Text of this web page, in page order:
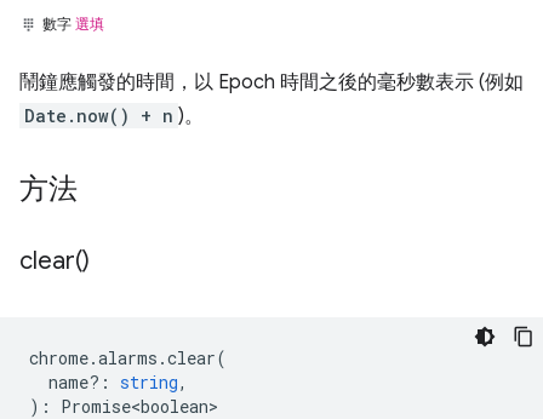
數字 選填
鬧鐘應觸發的時間，以 Epoch 時間之後的毫秒數表示 (例如
Date.now() + n )。
方法
clear()
chrome.alarms .clear(
name? : string,
) : Promise<boolean>